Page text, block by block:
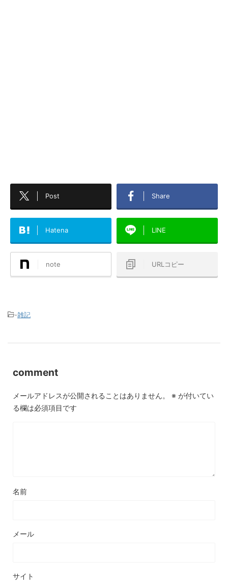
Post Share
Hatena LINE
note URLコピー
-雑記
comment
メールアドレスが公開されることはありません。 ※ が付いてい
る欄は必須項目です
名前
メール
サイト